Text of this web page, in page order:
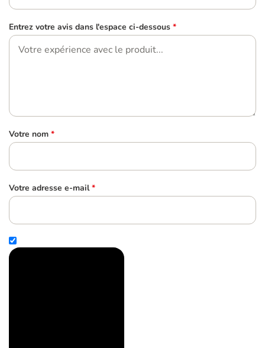
Entrez votre avis dans l'espace ci-dessous *
Votre nom *
Votre adresse e-mail *